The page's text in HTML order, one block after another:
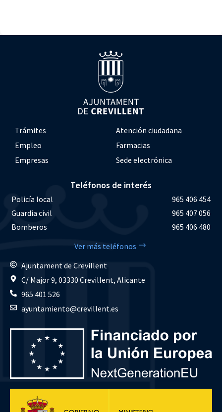
Trámites
Atención ciudadana
Empleo
Farmacias
Empresas
Sede electrónica
Teléfonos de interés
Policía local
965 406 454
Guardia civil
965 407 056
Bomberos
965 406 480
Ver más teléfonos
Ajuntament de Crevillent
C/ Major 9, 03330 Crevillent, Alicante
965 401 526
ayuntamiento@crevillent.es